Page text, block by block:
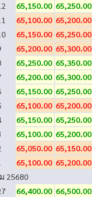
65,150.00 65,250.00
65,100.00 65,200.00
65,150.00 65,250.00
65,200.00 65,300.00
65,250.00 65,350.00
65,200.00 65,300.00
65,150.00 65,250.00
65,100.00 65,200.00
65,150.00 65,250.00
65,100.00 65,200.00
65,050.00 65,150.00
65,100.00 65,200.00
25680
66,400.00 66,500.00